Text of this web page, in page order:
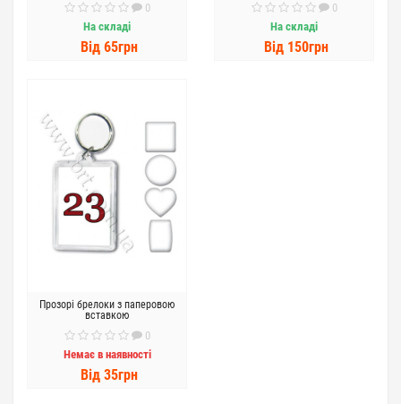
0
На складі
Вiд 65грн
0
На складі
Вiд 150грн
Прозорі брелоки з паперовою
вставкою
0
Немає в наявності
Вiд 35грн